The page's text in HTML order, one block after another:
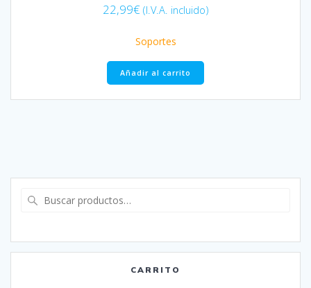
22,99€ (I.V.A. incluido)
Soportes
Añadir al carrito
CARRITO